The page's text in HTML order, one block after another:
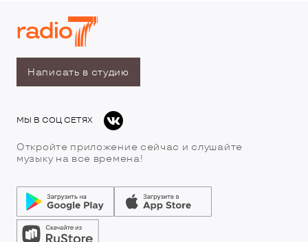
Написать в студию
МЫ В СОЦ СЕТЯХ
Откройте приложение сейчас и слушайте
музыку на все времена!